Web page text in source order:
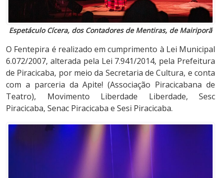
Espetáculo Cícera, dos Contadores de Mentiras, de Mairiporã
O Fentepira é realizado em cumprimento à Lei Municipal
6.072/2007, alterada pela Lei 7.941/2014, pela Prefeitura
de Piracicaba, por meio da Secretaria de Cultura, e conta
com a parceria da Apite! (Associação Piracicabana de
Teatro), Movimento Liberdade Liberdade, Sesc
Piracicaba, Senac Piracicaba e Sesi Piracicaba.